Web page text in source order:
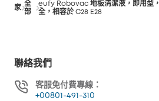
家
全
部
eufy Robovac 地板清潔液，即用型
全，相容於 C28 E28
聯絡我們
客服免付費專線：
+00801-491-310